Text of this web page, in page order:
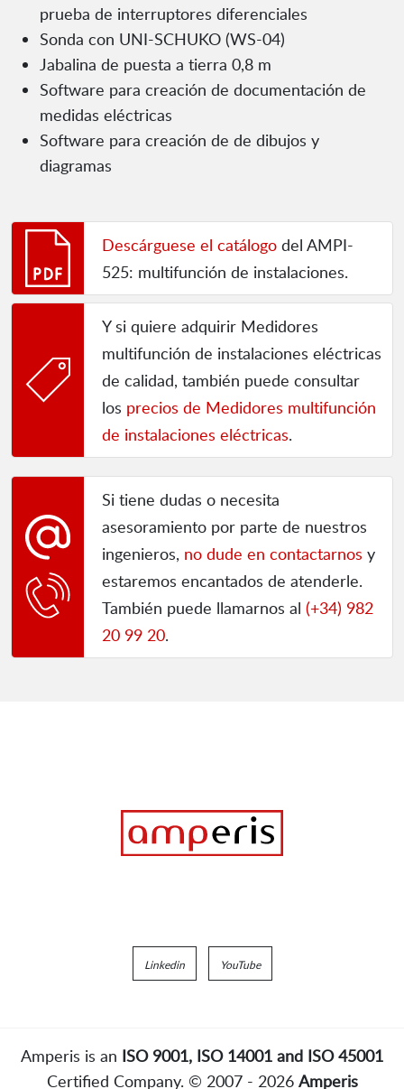
prueba de interruptores diferenciales
Sonda con UNI-SCHUKO (WS-04)
Jabalina de puesta a tierra 0,8 m
Software para creación de documentación de
medidas eléctricas
Software para creación de de dibujos y
diagramas
Descárguese el catálogo del AMPI-
525: multifunción de instalaciones.
Y si quiere adquirir Medidores
multifunción de instalaciones eléctricas
de calidad, también puede consultar
los precios de Medidores multifunción
de instalaciones eléctricas.
Si tiene dudas o necesita
asesoramiento por parte de nuestros
ingenieros, no dude en contactarnos y
estaremos encantados de atenderle.
También puede llamarnos al (+34) 982
20 99 20.
Linkedin YouTube
Amperis is an ISO 9001, ISO 14001 and ISO 45001
Certified Company. © 2007 - 2026 Amperis